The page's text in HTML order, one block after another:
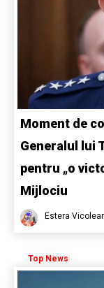
Moment de
Generalul lui
pentru „o
Mijlociu
Estera
Top News